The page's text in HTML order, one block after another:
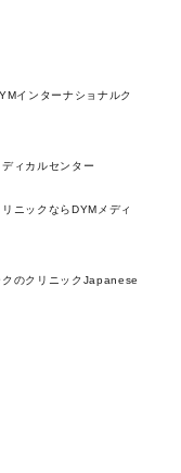
インターナショナルク
ィカルセンター
ニックならDYMメディ
のクリニックJapanese